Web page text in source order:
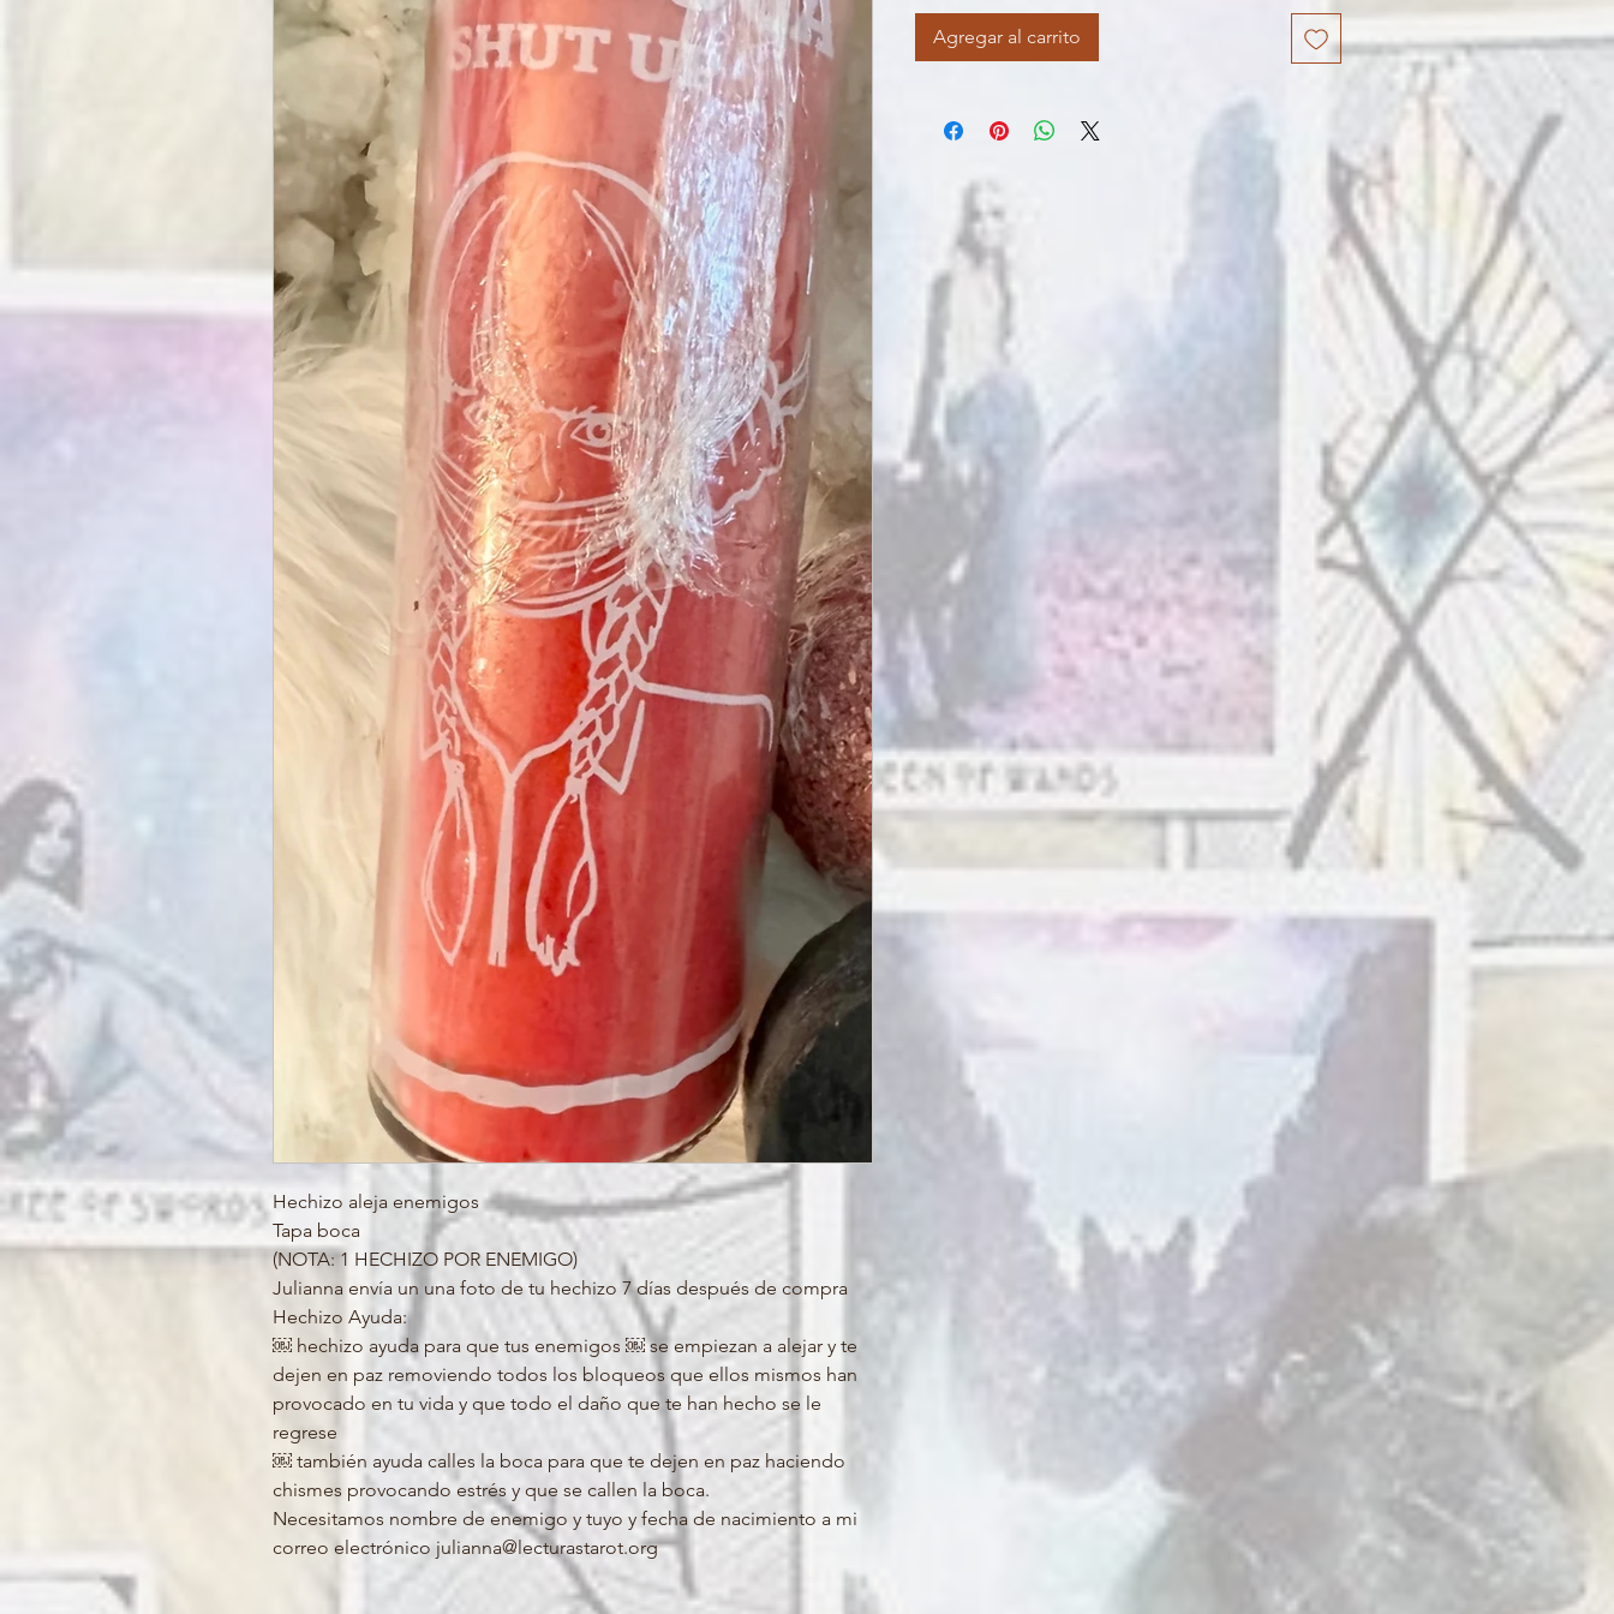
Hechizo aleja enemigos
Tapa boca
(NOTA: 1 HECHIZO POR ENEMIGO)
Julianna envía un una foto de tu hechizo 7 días después de compra
Hechizo Ayuda:
￼ hechizo ayuda para que tus enemigos ￼ se empiezan a alejar y te
dejen en paz removiendo todos los bloqueos que ellos mismos han
provocado en tu vida y que todo el daño que te han hecho se le
regrese
￼ también ayuda calles la boca para que te dejen en paz haciendo
chismes provocando estrés y que se callen la boca.
Necesitamos nombre de enemigo y tuyo y fecha de nacimiento a mi
correo electrónico julianna@lecturastarot.org
Agregar al carrito